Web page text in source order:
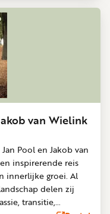
steeds zijn
reisverslag over
dat inspireert
het leven. Met
van een politieman
van Wielink
Pool en Jakob van
inspirerende reis
innerlijke groei. Al
delen zij
transitie,